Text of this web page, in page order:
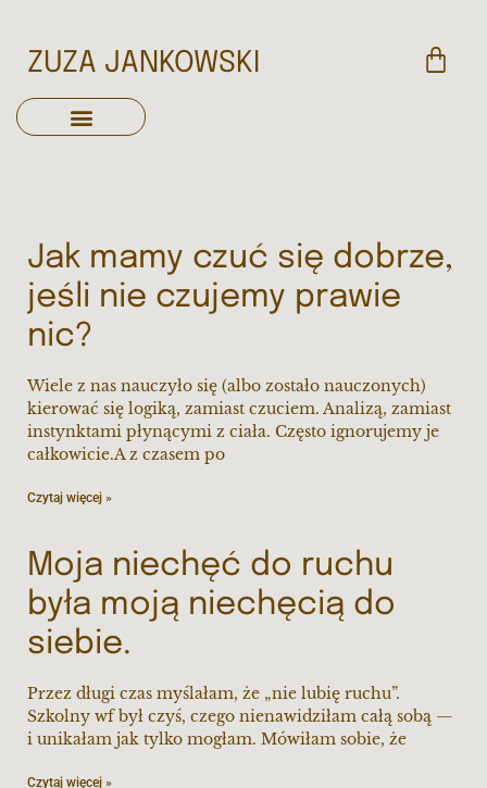
ZUZA JANKOWSKI
Jak mamy czuć się dobrze,
jeśli nie czujemy prawie
nic?
Wiele z nas nauczyło się (albo zostało nauczonych)
kierować się logiką, zamiast czuciem. Analizą, zamiast
instynktami płynącymi z ciała. Często ignorujemy je
całkowicie.A z czasem po
Czytaj więcej »
Moja niechęć do ruchu
była moją niechęcią do
siebie.
Przez długi czas myślałam, że „nie lubię ruchu”.
Szkolny wf był czyś, czego nienawidziłam całą sobą —
i unikałam jak tylko mogłam. Mówiłam sobie, że
Czytaj więcej »